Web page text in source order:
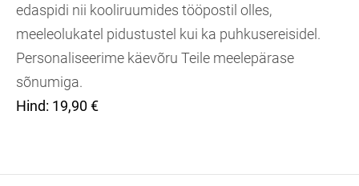
edaspidi nii kooliruumides tööpostil olles,
meeleolukatel pidustustel kui ka puhkusereisidel.
Personaliseerime käevõru Teile meelepärase
sõnumiga.
Hind: 19,90 €